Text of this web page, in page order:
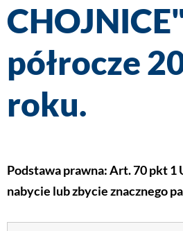
półrocze
roku.
Podstawa prawna: Art. 70 pkt 1
nabycie lub zbycie znacznego